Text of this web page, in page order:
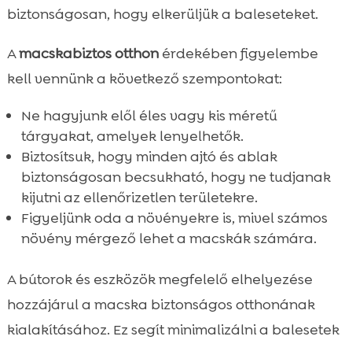
biztonságosan, hogy elkerüljük a baleseteket.
Amacskabiztos otthonérdekében figyelembe
kell vennünk a következő szempontokat:
Ne hagyjunk elől éles vagy kis méretű
tárgyakat, amelyek lenyelhetők.
Biztosítsuk, hogy minden ajtó és ablak
biztonságosan becsukható, hogy ne tudjanak
kijutni az ellenőrizetlen területekre.
Figyeljünk oda a növényekre is, mivel számos
növény mérgező lehet a macskák számára.
A bútorok és eszközök megfelelő elhelyezése
hozzájárul a macska biztonságos otthonának
kialakításához. Ez segít minimalizálni a balesetek